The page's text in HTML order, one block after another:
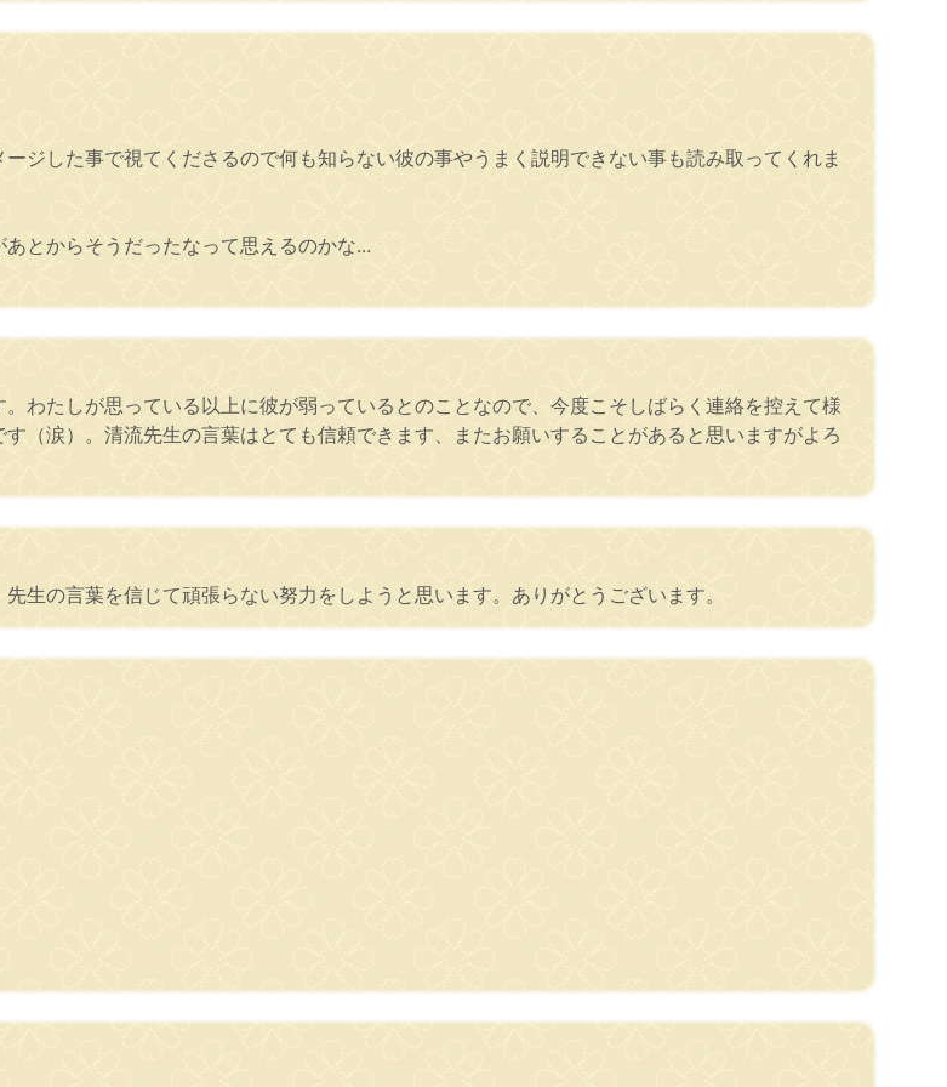
ジした事で視てくださるので何も知らない彼の事やうまく説明できない事も読み取ってくれま
とからそうだったなって思えるのかな...
わたしが思っている以上に彼が弱っているとのことなので、今度こそしばらく連絡を控えて様
（涙）。清流先生の言葉はとても信頼できます、またお願いすることがあると思いますがよろ
生の言葉を信じて頑張らない努力をしようと思います。ありがとうございます。